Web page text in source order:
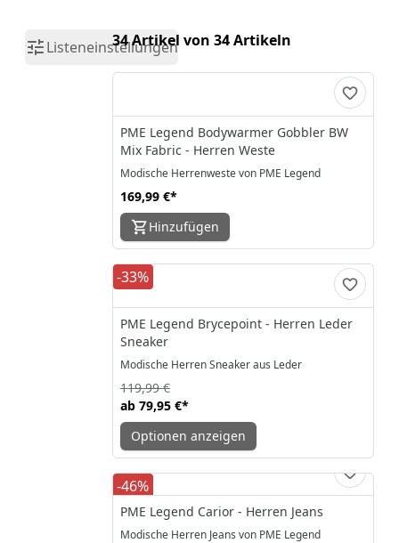
Listeneinstellungen34 Artikel von 34 Artikeln
PME Legend Bodywarmer Gobbler BW
Mix Fabric - Herren Weste
Modische Herrenweste von PME Legend
169,99 €*
Hinzufügen
-33%
PME Legend Brycepoint - Herren Leder
Sneaker
Modische Herren Sneaker aus Leder
ab 79,95 €*
119,99 €
Optionen anzeigen
-46%
PME Legend Carior - Herren Jeans
Modische Herren Jeans von PME Legend